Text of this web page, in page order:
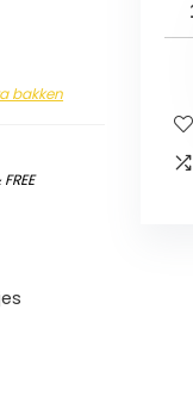
bakken
FREE